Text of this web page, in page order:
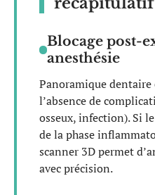
Blocage post-
anesthésie
Panoramique
l’absence de
osseux, infection). Si
de la phase
scanner 3D permet
avec précision.